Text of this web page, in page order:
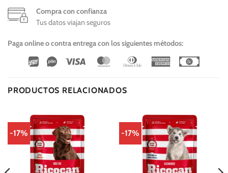
Compra con confianza
Tus datos viajan seguros
Paga online o contra entrega con los siguientes métodos:
Wirecard
Vipps Visa MasterCardDinners
American
PRODUCTOS RELACIONADOS
-17% -17%